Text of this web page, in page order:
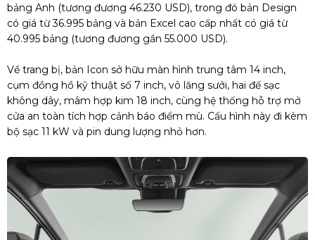
bảng Anh (tương đương 46.230 USD), trong đó bản Design
có giá từ 36.995 bảng và bản Excel cao cấp nhất có giá từ
40.995 bảng (tương đương gần 55.000 USD).
Về trang bị, bản Icon sở hữu màn hình trung tâm 14 inch,
cụm đồng hồ kỹ thuật số 7 inch, vô lăng sưởi, hai đế sạc
không dây, mâm hợp kim 18 inch, cùng hệ thống hỗ trợ mở
cửa an toàn tích hợp cảnh báo điểm mù. Cấu hình này đi kèm
bộ sạc 11 kW và pin dung lượng nhỏ hơn.